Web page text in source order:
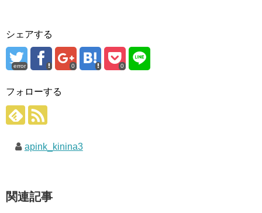
シェアする
error 0 0
フォローする
apink_kinina3
関連記事